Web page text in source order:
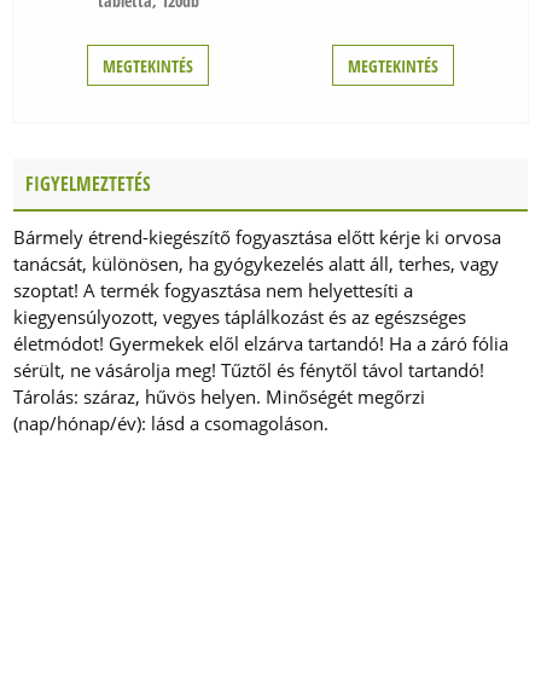
Super Chaga termékek az adott gomba fajta mellett C-
vitamint és Maitake D-frakciót is tartalmaznak (Maitake
intézeteinek referenciái képezik azokat a garanciákat,
amik ma már elvárhatók, sőt, megkövetelendők
minden esetben.
MEGTEKINTÉS MEGTEKINTÉS
FIGYELMEZTETÉS
Bármely étrend-kiegészítő fogyasztása előtt kérje ki orvosa
tanácsát, különösen, ha gyógykezelés alatt áll, terhes, vagy
szoptat! A termék fogyasztása nem helyettesíti a
kiegyensúlyozott, vegyes táplálkozást és az egészséges
életmódot! Gyermekek elől elzárva tartandó! Ha a záró fólia
sérült, ne vásárolja meg! Tűztől és fénytől távol tartandó!
Tárolás: száraz, hűvös helyen. Minőségét megőrzi
(nap/hónap/év): lásd a csomagoláson.